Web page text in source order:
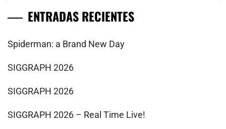
ENTRADAS RECIENTES
Spiderman: a Brand New Day
SIGGRAPH 2026
SIGGRAPH 2026
SIGGRAPH 2026 – Real Time Live!